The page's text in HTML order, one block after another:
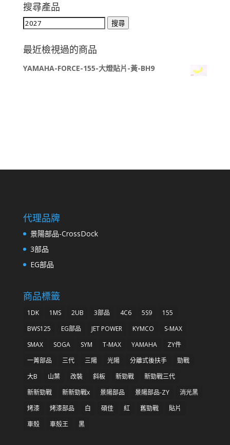
搜尋產品
搜
關
字:
搜尋
最近檢視過的商品
YAMAHA-FORCE-155-大燈貼片-黃-BH9
代理品牌
景陽部品-CrossDock
3部品
EG部品
商品標籤
1DK 1MS 2UB 3部品 4C6 5S9
155
BWS125
EG部品 JET POWER KYMCO
S-MAX
SMAX
SOGA SYM T-MAX YAMAHA
ZY件
一菁部品
三代 三陽 光陽 分離式後扶手
勁戰
大B
山葉 改裝 斜板 新勁戰
新勁戰三代
新新勁戰
新新勁戰x 景陽部品 景陽部品-ZY
消光黑
烤漆
烤漆部品 白 碩佳 紅 舊勁戰
貼片
車殼
車殼王 黑